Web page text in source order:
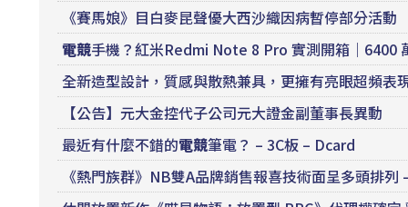
《賽馬娘》目白麥昆聲優大西沙織因病暫停部分活動
電競手機？紅米Redmi Note 8 Pro 實測開箱｜6400
全新造型設計，質感與散熱兼具，更擁有亮眼超頻表
【公告】元大金控代子公司元大證金副董事長異動
最近有什麼不錯的電競筆電？ – 3C板 – Dcard
《熱門族群》NB雙A品牌銷售報喜技術面呈多頭排列